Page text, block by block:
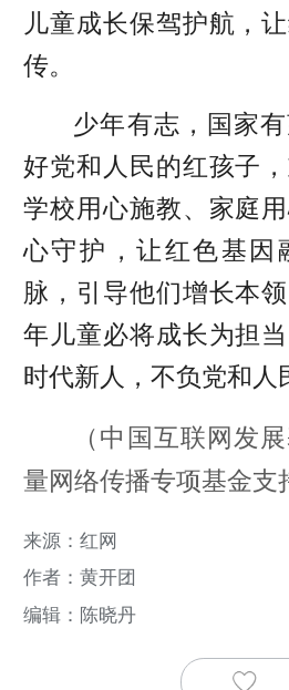
儿童成长保驾护航，
传。
少年有志，国家
好党和人民的红孩子，
学校用心施教、家庭
心守护，让红色基因
脉，引导他们增长本
年儿童必将成长为担
时代新人，不负党和人
（中国互联网发
量网络传播专项基金支
来源：红网
作者：黄开团
编辑：陈晓丹